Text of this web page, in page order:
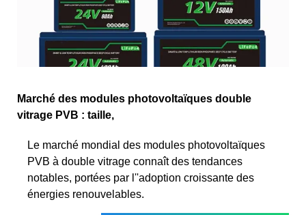
Marché des modules photovoltaïques double
vitrage PVB : taille,
Le marché mondial des modules photovoltaïques
PVB à double vitrage connaît des tendances
notables, portées par l''adoption croissante des
énergies renouvelables.